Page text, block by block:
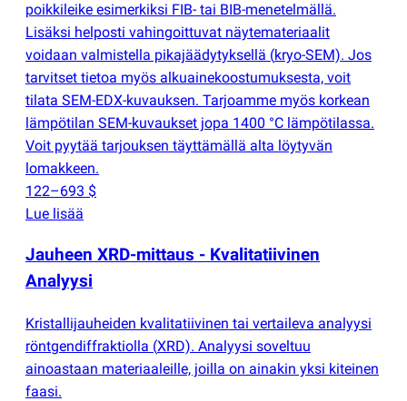
poikkileike esimerkiksi FIB- tai BIB-menetelmällä.
Lisäksi helposti vahingoittuvat näytemateriaalit
voidaan valmistella pikajäädytyksellä (kryo-SEM). Jos
tarvitset tietoa myös alkuainekoostumuksesta, voit
tilata SEM-EDX-kuvauksen. Tarjoamme myös korkean
lämpötilan SEM-kuvaukset jopa 1400 °C lämpötilassa.
Voit pyytää tarjouksen täyttämällä alta löytyvän
lomakkeen.
122–693 $
Lue lisää
Jauheen XRD-mittaus - Kvalitatiivinen
Analyysi
Kristallijauheiden kvalitatiivinen tai vertaileva analyysi
röntgendiffraktiolla (XRD). Analyysi soveltuu
ainoastaan materiaaleille, joilla on ainakin yksi kiteinen
faasi.